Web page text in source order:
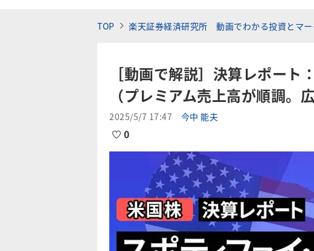
TOP 楽天証券経済研究所 動画でわかる投資とマー
［動画で解説］決算レポー
（プレミアム売上高が順調。
2025/5/7 17:47 今中 能夫
0